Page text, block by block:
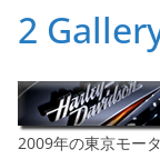
2
2009年の東京モー